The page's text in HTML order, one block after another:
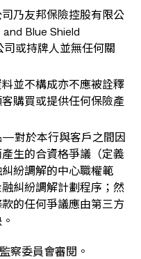
乃友邦保險控股有限公
Blue Shield
或持牌人並無任何關
並不構成亦不應被詮釋
購買或提供任何保險產
—對於本行與客戶之間因
生的合資格爭議（定義
紛調解的中心職權範
糾紛調解計劃程序；然
的任何爭議應由第三方
察委員會審閱。